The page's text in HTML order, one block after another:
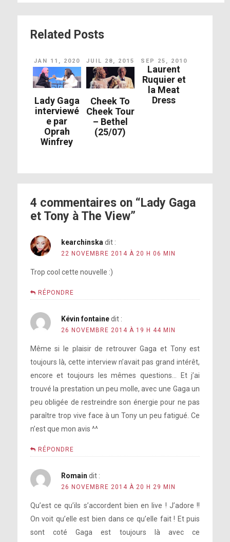
Related Posts
JAN 11, 2020
Lady Gaga
interviewé
e par
Oprah
Winfrey
JUIL 28, 2015
Cheek To
Cheek Tour
– Bethel
(25/07)
SEP 25, 2010
Laurent
Ruquier et
la Meat
Dress
4 commentaires on “Lady Gaga
et Tony à The View”
kearchinska dit :
22 NOVEMBRE 2014 À 20 H 06 MIN
Trop cool cette nouvelle :)
RÉPONDRE
Kévin fontaine dit :
26 NOVEMBRE 2014 À 19 H 44 MIN
Même si le plaisir de retrouver Gaga et Tony est
toujours là, cette interview n’avait pas grand intérêt,
encore et toujours les mêmes questions… Et j’ai
trouvé la prestation un peu molle, avec une Gaga un
peu obligée de restreindre son énergie pour ne pas
paraître trop vive face à un Tony un peu fatigué. Ce
n’est que mon avis ^^
RÉPONDRE
Romain dit :
26 NOVEMBRE 2014 À 20 H 29 MIN
Qu’est ce qu’ils s’accordent bien en live ! J’adore !!
On voit qu’elle est bien dans ce qu’elle fait ! Et puis
sont coté Gaga est toujours là avec ce